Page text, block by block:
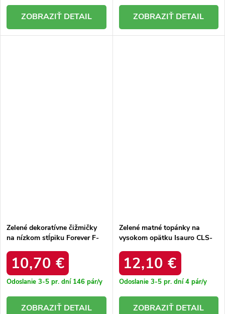
DETAIL DETAIL
Zelené dekoratívne čižmičky
na nízkom stĺpiku Forever F-
10,70 €
Odoslanie 3-5 pr. dní 146 pár/y
DETAIL
Zelené matné topánky na
vysokom opätku Isauro CLS-
12,10 €
Odoslanie 3-5 pr. dní4 pár/y
DETAIL